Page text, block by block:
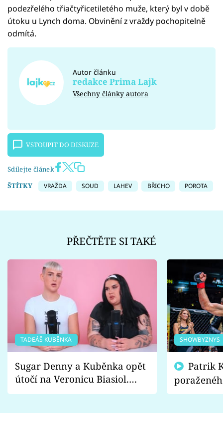
podezřelého třiačtyřicetiletého muže, který byl v době
útoku u Lynch doma. Obvinění z vraždy pochopitelně
odmítá.
Autor článku
redakce Prima Lajk
Všechny články autora
VSTOUPIT DO DISKUZE
Sdílejte článek
ŠTÍTKY
VRAŽDA SOUD LAHEV BŘICHO POROTA
PŘEČTĚTE SI TAKÉ
TADEÁŠ KUBĚNKA
Sugar Denny a Kuběnka opět
útočí na Veronicu Biasiol.
Proč je podle nich falešná a
SHOWBYZNYS
fanoušci